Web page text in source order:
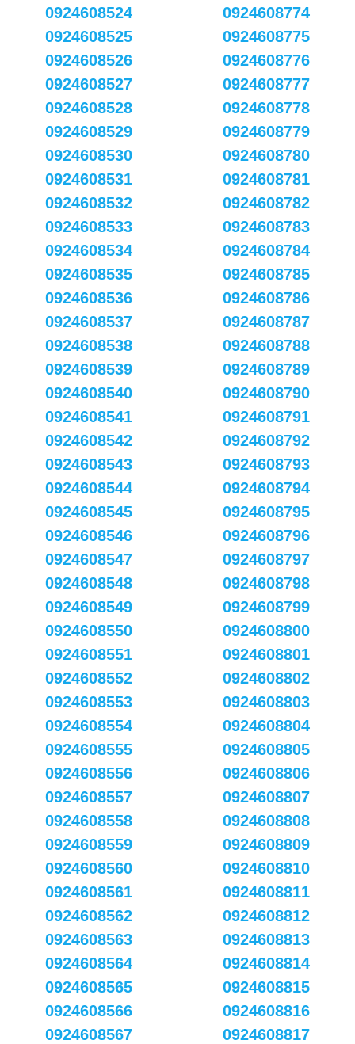
0924608524
0924608525
0924608526
0924608527
0924608528
0924608529
0924608530
0924608531
0924608532
0924608533
0924608534
0924608535
0924608536
0924608537
0924608538
0924608539
0924608540
0924608541
0924608542
0924608543
0924608544
0924608545
0924608546
0924608547
0924608548
0924608549
0924608550
0924608551
0924608552
0924608553
0924608554
0924608555
0924608556
0924608557
0924608558
0924608559
0924608560
0924608561
0924608562
0924608563
0924608564
0924608565
0924608566
0924608567
0924608774
0924608775
0924608776
0924608777
0924608778
0924608779
0924608780
0924608781
0924608782
0924608783
0924608784
0924608785
0924608786
0924608787
0924608788
0924608789
0924608790
0924608791
0924608792
0924608793
0924608794
0924608795
0924608796
0924608797
0924608798
0924608799
0924608800
0924608801
0924608802
0924608803
0924608804
0924608805
0924608806
0924608807
0924608808
0924608809
0924608810
0924608811
0924608812
0924608813
0924608814
0924608815
0924608816
0924608817